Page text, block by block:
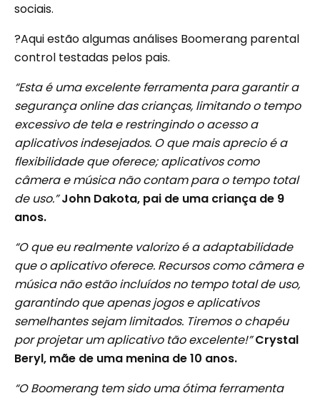
sociais.
?Aqui estão algumas análises Boomerang parental
control testadas pelos pais.
“Esta é uma excelente ferramenta para garantir a
segurança online das crianças, limitando o tempo
excessivo de tela e restringindo o acesso a
aplicativos indesejados. O que mais aprecio é a
flexibilidade que oferece; aplicativos como
câmera e música não contam para o tempo total
de uso.”John Dakota, pai de uma criança de 9
anos.
“O que eu realmente valorizo ​​é a adaptabilidade
que o aplicativo oferece. Recursos como câmera e
música não estão incluídos no tempo total de uso,
garantindo que apenas jogos e aplicativos
semelhantes sejam limitados. Tiremos o chapéu
por projetar um aplicativo tão excelente!”Crystal
Beryl, mãe de uma menina de 10 anos.
“O Boomerang tem sido uma ótima ferramenta